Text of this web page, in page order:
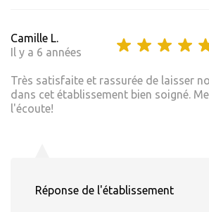
Camille L.
Il y a 6 années
Très satisfaite et rassurée de laisser
dans cet établissement bien soigné.
l'écoute!
Réponse de l'établissement